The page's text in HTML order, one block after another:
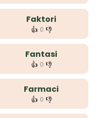
Faktori
👍 0 👎
Fantasi
👍 0 👎
Farmaci
👍 0 👎